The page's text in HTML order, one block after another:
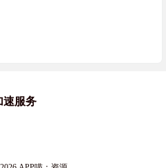
速服务